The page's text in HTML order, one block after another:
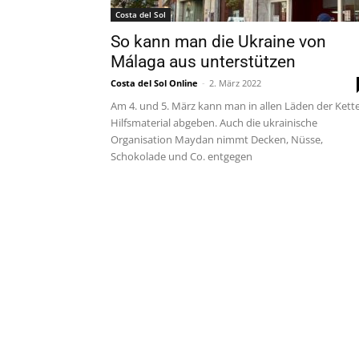
Costa del Sol
So kann man die Ukraine von
Málaga aus unterstützen
Costa del Sol Online - 2. März 2022
Am 4. und 5. März kann man in allen Läden der
Hilfsmaterial abgeben. Auch die ukrainische
Organisation Maydan nimmt Decken, Nüsse,
Schokolade und Co. entgegen